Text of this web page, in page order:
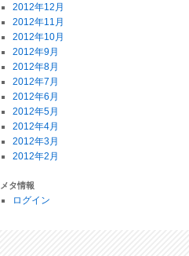
2012年12月
2012年11月
2012年10月
2012年9月
2012年8月
2012年7月
2012年6月
2012年5月
2012年4月
2012年3月
2012年2月
メタ情報
ログイン